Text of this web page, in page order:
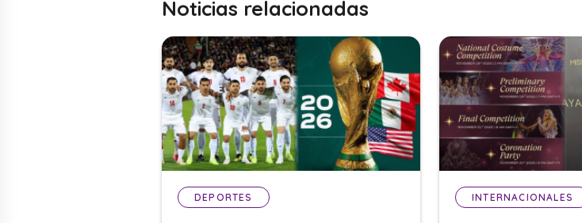
Noticias relacionadas
DEPORTES INTERNACIONALES